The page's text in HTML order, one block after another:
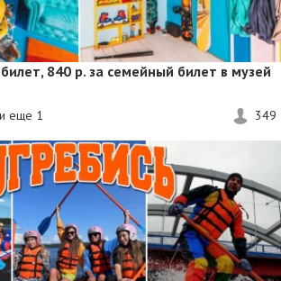
840 р. за семейный билет в музей
еще 1 349